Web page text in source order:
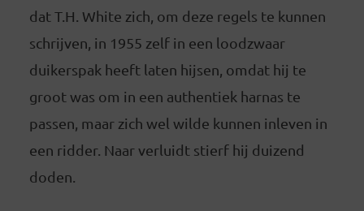
dat T.H. White zich, om deze regels te kunnen
schrijven, in 1955 zelf in een loodzwaar
duikerspak heeft laten hijsen, omdat hij te
groot was om in een authentiek harnas te
passen, maar zich wel wilde kunnen inleven in
een ridder. Naar verluidt stierf hij duizend
doden.